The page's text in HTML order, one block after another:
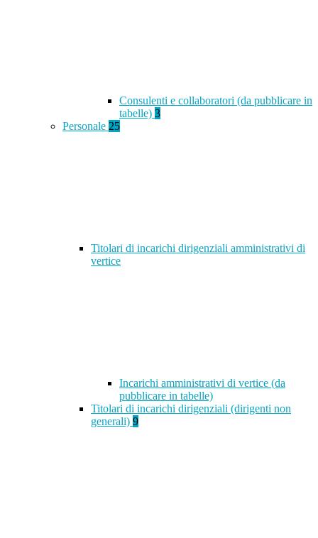
Consulenti e collaboratori (da pubblicare in
tabelle) 3
Personale 25
Titolari di incarichi dirigenziali amministrativi di
vertice
Incarichi amministrativi di vertice (da
pubblicare in tabelle)
Titolari di incarichi dirigenziali (dirigenti non
generali) 9